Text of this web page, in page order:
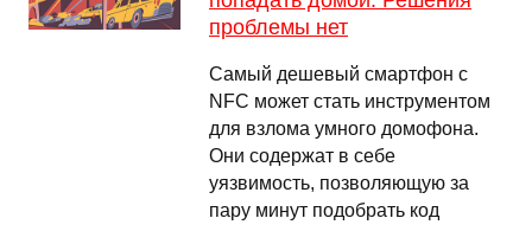
проблемы нет
Самый дешевый смартфон с
NFC может стать инструментом
для взлома умного домофона.
Они содержат в себе
уязвимость, позволяющую за
пару минут подобрать код